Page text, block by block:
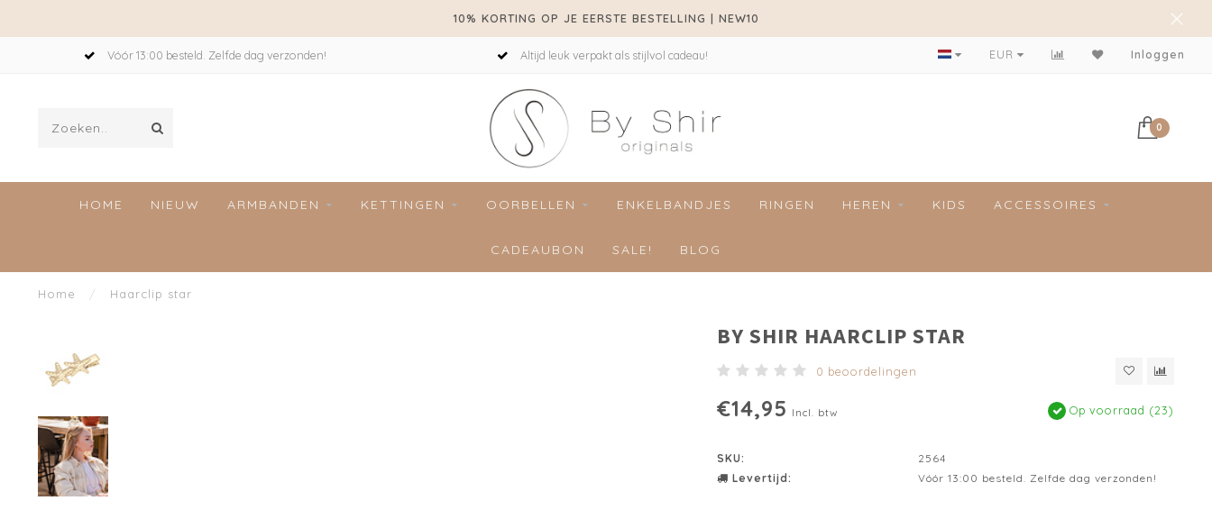
10% KORTING OP JE EERSTE BESTELLING | NEW10
Vóór 13:00 besteld. Zelfde dag verzonden! Altijd leuk verpakt als stijlvol cadeau! Achteraf betalen mogelijk!
EUR Inloggen
0
HOME NIEUW ARMBANDEN KETTINGEN OORBELLEN ENKELBANDJES RINGEN HEREN KIDS ACCESSOIRES
CADEAUBON SALE! BLOG
Home / Haarclip star
BY SHIR HAARCLIP STAR
0 beoordelingen
€14,95 Incl. btw Op voorraad (23)
SKU:
2564
Levertijd:
Vóór 13:00 besteld. Zelfde dag verzonden!